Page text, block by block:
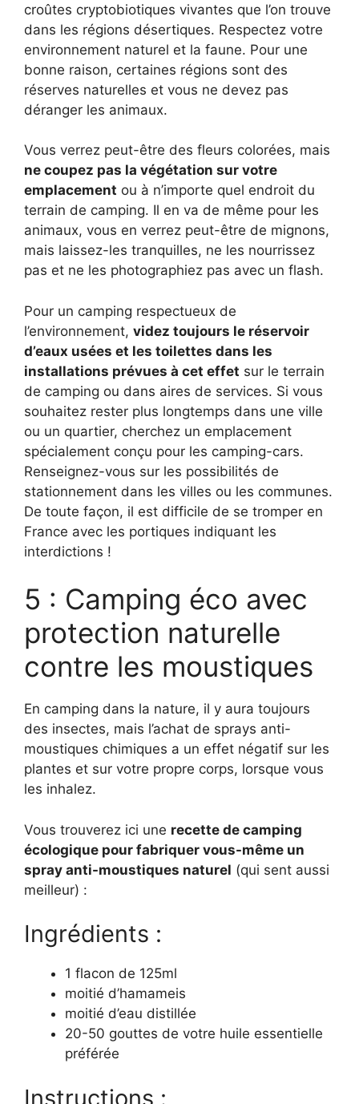
croûtes cryptobiotiques vivantes que l’on trouve
dans les régions désertiques. Respectez votre
environnement naturel et la faune. Pour une
bonne raison, certaines régions sont des
réserves naturelles et vous ne devez pas
déranger les animaux.
Vous verrez peut-être des fleurs colorées, mais
ne coupez pas la végétation sur votre
emplacement ou à n’importe quel endroit du
terrain de camping. Il en va de même pour les
animaux, vous en verrez peut-être de mignons,
mais laissez-les tranquilles, ne les nourrissez
pas et ne les photographiez pas avec un flash.
Pour un camping respectueux de
l’environnement, videz toujours le réservoir
d’eaux usées et les toilettes dans les
installations prévues à cet effet sur le terrain
de camping ou dans aires de services. Si vous
souhaitez rester plus longtemps dans une ville
ou un quartier, cherchez un emplacement
spécialement conçu pour les camping-cars.
Renseignez-vous sur les possibilités de
stationnement dans les villes ou les communes.
De toute façon, il est difficile de se tromper en
France avec les portiques indiquant les
interdictions !
5 : Camping éco avec
protection naturelle
contre les moustiques
En camping dans la nature, il y aura toujours
des insectes, mais l’achat de sprays anti-
moustiques chimiques a un effet négatif sur les
plantes et sur votre propre corps, lorsque vous
les inhalez.
Vous trouverez ici une recette de camping
écologique pour fabriquer vous-même un
spray anti-moustiques naturel (qui sent aussi
meilleur) :
Ingrédients :
1 flacon de 125ml
moitié d’hamameis
moitié d’eau distillée
20-50 gouttes de votre huile essentielle
préférée
Instructions :